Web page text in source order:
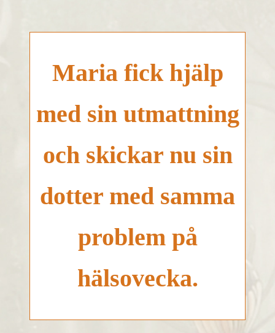
Maria fick hjälp
med sin utmattning
och skickar nu sin
dotter med samma
problem på
hälsovecka.